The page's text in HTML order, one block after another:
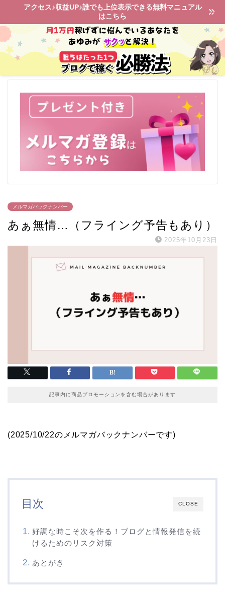
アクセス♪収益UP♪誰でも上位表示できる無料マニュアル
はこちら
メルマガバックナンバー
あぁ無情…（フライング予告もあり）
2025年10月23日
記事内に商品プロモーションを含む場合があります
(2025/10/22のメルマガバックナンバーです)
CLOSE
目次
好調な時こそ次を作る！ブログと情報発信を続
けるためのリスク対策
あとがき